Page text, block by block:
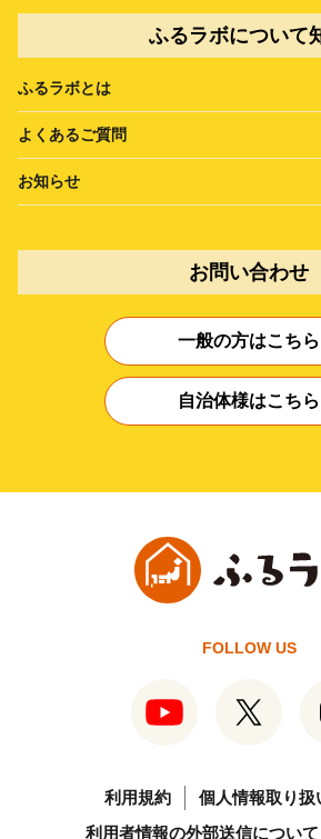
ふるラボについて
ふるラボとは
よくあるご質問
お知らせ
お問い合わせ
一般の方はこちら
自治体様はこちら
FOLLOW US
利用規約
個人情報取り扱
利用者情報の外部送信について